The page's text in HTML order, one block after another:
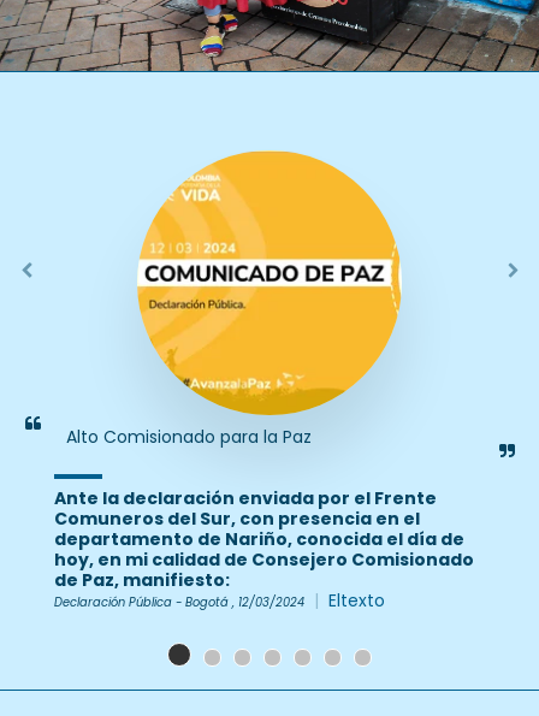
Alto Comisionado para la Paz
Ante la declaración enviada por el Frente
Comuneros del Sur, con presencia en el
departamento de Nariño, conocida el día de
hoy, en mi calidad de Consejero Comisionado
de Paz, manifiesto:
Declaración Pública - Bogotá , 12/03/2024 | Eltexto